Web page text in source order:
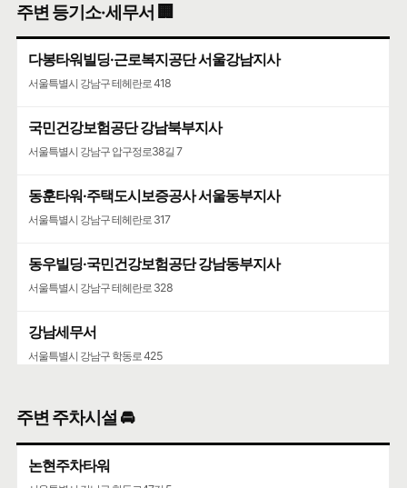
서울특별시 강남구 도산대로 507
코엑스
서울특별시 강남구 영동대로 513
주변 등기소·세무서 🏢
다봉타워빌딩·근로복지공단 서울강남지사
서울특별시 강남구 테헤란로 418
국민건강보험공단 강남북부지사
서울특별시 강남구 압구정로38길 7
동훈타워·주택도시보증공사 서울동부지사
서울특별시 강남구 테헤란로 317
동우빌딩·국민건강보험공단 강남동부지사
서울특별시 강남구 테헤란로 328
강남세무서
서울특별시 강남구 학동로 425
주변 주차시설 🚘
논현주차타워